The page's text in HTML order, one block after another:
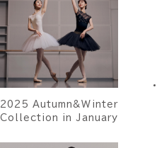
2025 Autumn&Winter
Collection in January